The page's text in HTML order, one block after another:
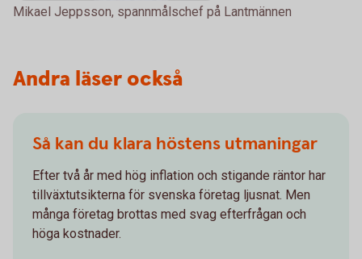
Mikael Jeppsson, spannmålschef på Lantmännen
Andra läser också
Så kan du klara höstens utmaningar
Efter två år med hög inflation och stigande räntor har
tillväxtutsikterna för svenska företag ljusnat. Men
många företag brottas med svag efterfrågan och
höga kostnader.